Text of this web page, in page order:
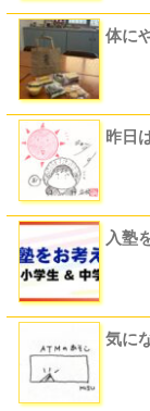
体に
昨日
入塾
気に